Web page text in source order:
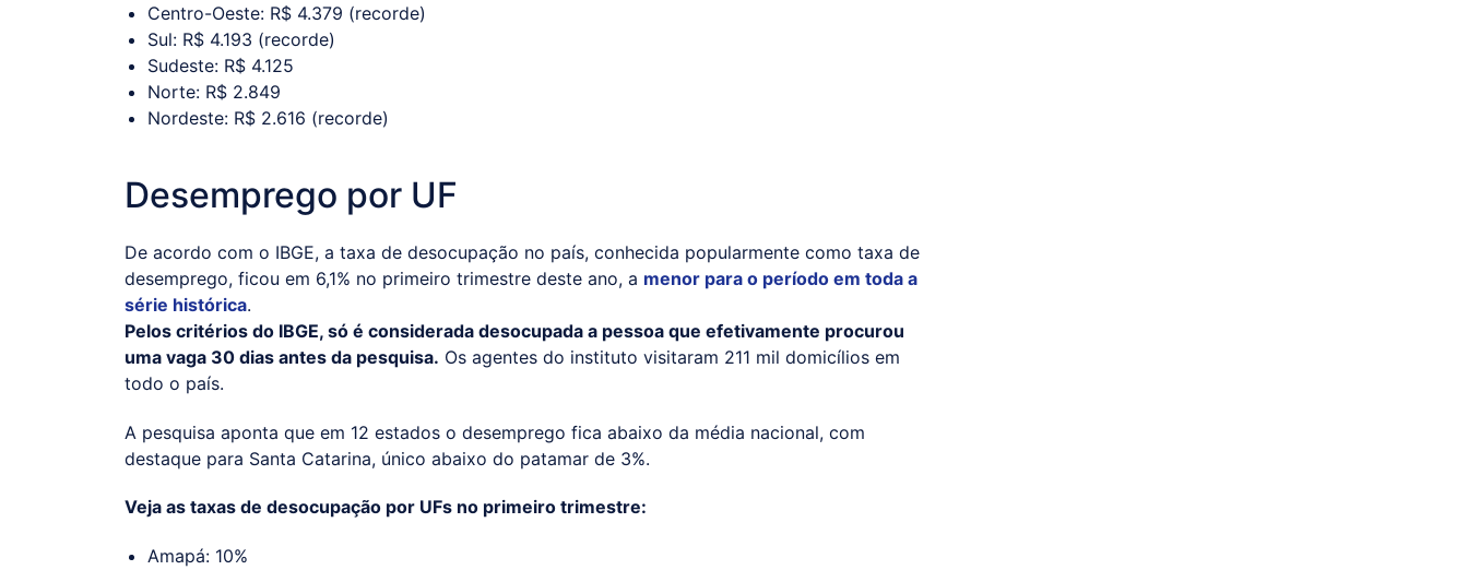
Centro-Oeste: R$ 4.379 (recorde)
Sul: R$ 4.193 (recorde)
Sudeste: R$ 4.125
Norte: R$ 2.849
Nordeste: R$ 2.616 (recorde)
Desemprego por UF
De acordo com o IBGE, a taxa de desocupação no país, conhecida popularmente como taxa de
desemprego, ficou em 6,1% no primeiro trimestre deste ano, a menor para o período em toda a
série histórica.
Pelos critérios do IBGE, só é considerada desocupada a pessoa que efetivamente procurou
uma vaga 30 dias antes da pesquisa. Os agentes do instituto visitaram 211 mil domicílios em
todo o país.
A pesquisa aponta que em 12 estados o desemprego fica abaixo da média nacional, com
destaque para Santa Catarina, único abaixo do patamar de 3%.
Veja as taxas de desocupação por UFs no primeiro trimestre:
Amapá: 10%